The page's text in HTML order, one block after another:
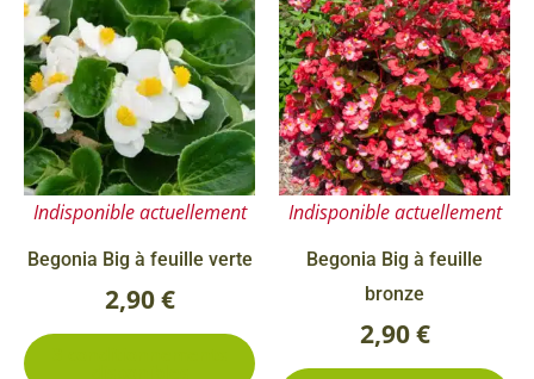
Indisponible actuellement
Begonia Big à feuille verte
2,90€
produit
a
plusieurs
variations.
Les
options
peuvent
la
Indisponible actuellement
Begonia Big à feuille
bronze
2,90€
a